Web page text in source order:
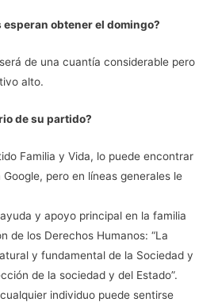
esperan obtener el domingo?
de una cuantía considerable pero
alto.
de su partido?
Familia y Vida, lo puede encontrar
pero en líneas generales le
y apoyo principal en la familia
de los Derechos Humanos: “La
y fundamental de la Sociedad y
de la sociedad y del Estado”.
individuo puede sentirse